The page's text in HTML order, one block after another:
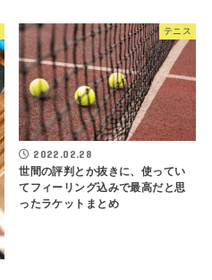
テニス
2022.02.28
世間の評判とか抜きに、使ってい
てフィーリング込みで最高だと思
ったラケットまとめ